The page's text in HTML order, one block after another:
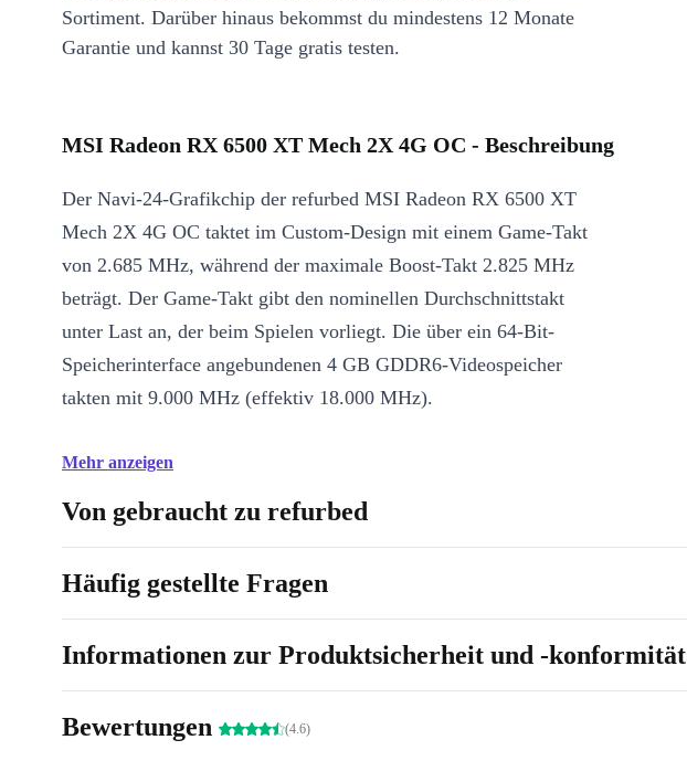
Sortiment. Darüber hinaus bekommst du mindestens 12 Monate
Garantie und kannst 30 Tage gratis testen.
MSI Radeon RX 6500 XT Mech 2X 4G OC - Beschreibung
Der Navi-24-Grafikchip der refurbed MSI Radeon RX 6500 XT
Mech 2X 4G OC taktet im Custom-Design mit einem Game-Takt
von 2.685 MHz, während der maximale Boost-Takt 2.825 MHz
beträgt. Der Game-Takt gibt den nominellen Durchschnittstakt
unter Last an, der beim Spielen vorliegt. Die über ein 64-Bit-
Speicherinterface angebundenen 4 GB GDDR6-Videospeicher
takten mit 9.000 MHz (effektiv 18.000 MHz).
Mehr anzeigen
Von gebraucht zu refurbed
Häufig gestellte Fragen
Informationen zur Produktsicherheit und -konformität
Bewertungen (4.6)